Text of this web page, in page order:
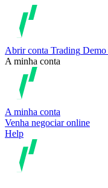
Abrir conta Trading Demo
A minha conta
A minha conta
Venha negociar online
Help